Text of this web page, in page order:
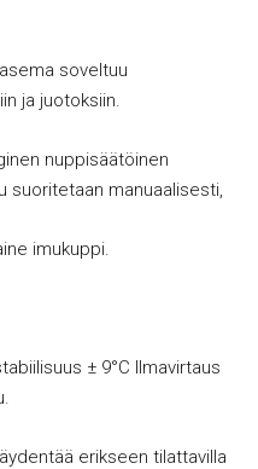
soveltuu
ja juotoksiin.
nuppisäätöinen
manuaalisesti,
imukuppi.
± 9°C Ilmavirtaus
erikseen tilattavilla